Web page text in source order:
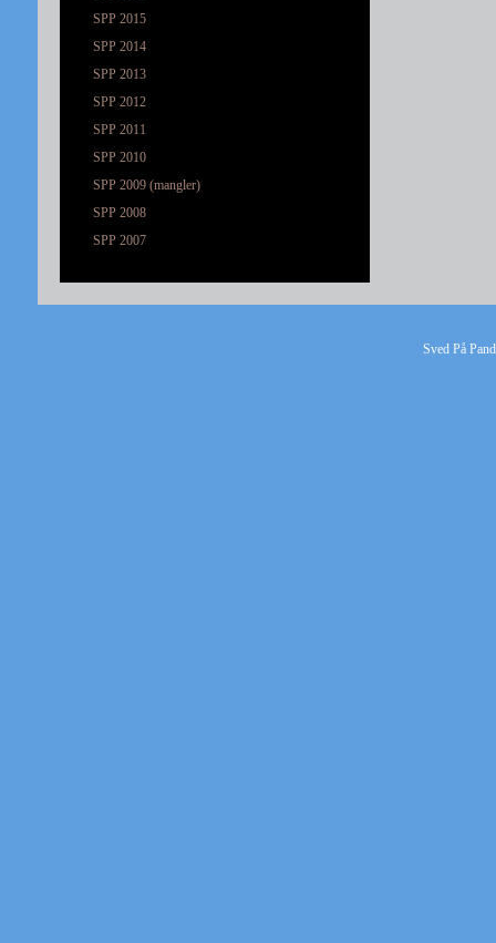
SPP 2015
SPP 2014
SPP 2013
SPP 2012
SPP 2011
SPP 2010
SPP 2009 (mangler)
SPP 2008
SPP 2007
Sved På